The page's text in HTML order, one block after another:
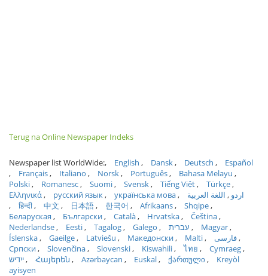
Terug na Online Newspaper Indeks
Newspaper list WorldWide: English Dansk Deutsch
Español
Français
Italiano Norsk Português
Bahasa Melayu
Polski
Romanesc Suomi Svensk Tiếng Việt
Türkçe
Ελληνικά
русский язык українська мова اردو
اللغة العربية
हिन्दी
中文 日本語 한국어 Afrikaans
Shqipe
Беларуская
Български Català Hrvatska
Čeština
Nederlandse
Eesti Tagalog Galego עברית
Magyar
Íslenska
Gaeilge Latviešu Македонски Malti
فارسی
Српски
Slovenčina Slovenski Kiswahili ไทย
Cymraeg
ייִדיש
Հայերեն Azərbaycan Euskal ქართული
Kreyòl
ayisyen